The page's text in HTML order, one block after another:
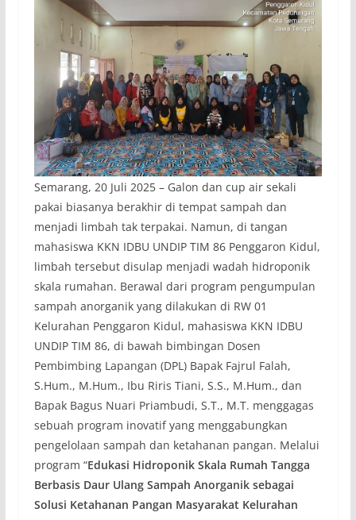
Semarang, 20 Juli 2025 – Galon dan cup air sekali
pakai biasanya berakhir di tempat sampah dan
menjadi limbah tak terpakai. Namun, di tangan
mahasiswa KKN IDBU UNDIP TIM 86 Penggaron Kidul,
limbah tersebut disulap menjadi wadah hidroponik
skala rumahan. Berawal dari program pengumpulan
sampah anorganik yang dilakukan di RW 01
Kelurahan Penggaron Kidul, mahasiswa KKN IDBU
UNDIP TIM 86, di bawah bimbingan Dosen
Pembimbing Lapangan (DPL) Bapak Fajrul Falah,
S.Hum., M.Hum., Ibu Riris Tiani, S.S., M.Hum., dan
Bapak Bagus Nuari Priambudi, S.T., M.T. menggagas
sebuah program inovatif yang menggabungkan
pengelolaan sampah dan ketahanan pangan. Melalui
program “Edukasi Hidroponik Skala Rumah Tangga
Berbasis Daur Ulang Sampah Anorganik sebagai
Solusi Ketahanan Pangan Masyarakat Kelurahan